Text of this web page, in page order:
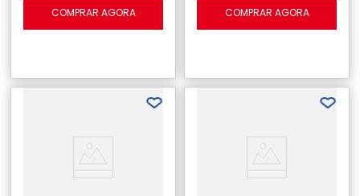
COMPRAR AGORA COMPRAR AGORA